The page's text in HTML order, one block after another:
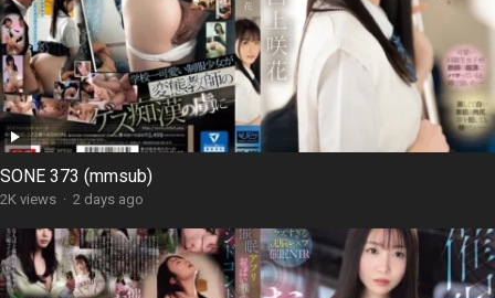
SONE 373 (mmsub)
2K views · 2 days ago